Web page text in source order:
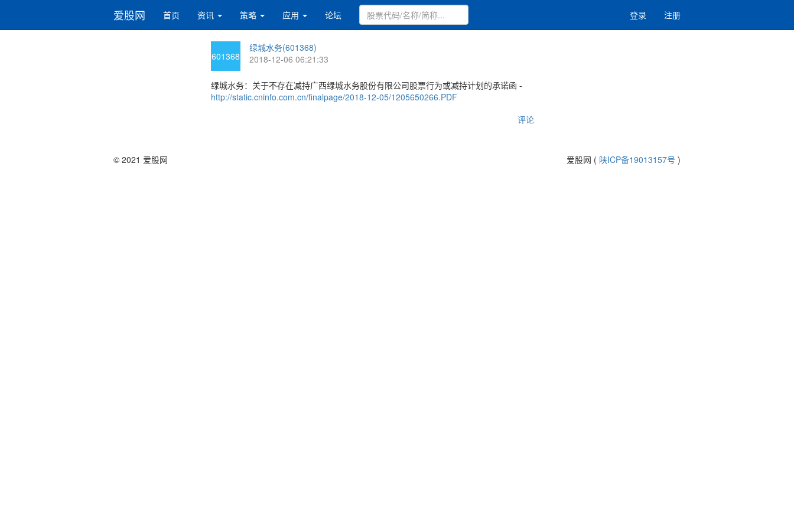
爱股网 首页 资讯 策略 应用 论坛 登录 注册
601368
绿城水务(601368)
2018-12-06 06:21:33
绿城水务：关于不存在减持广西绿城水务股份有限公司股票行为或减持计划的承诺函 -
http://static.cninfo.com.cn/finalpage/2018-12-05/1205650266.PDF
评论
© 2021 爱股网 爱股网 ( 陕ICP备19013157号 )